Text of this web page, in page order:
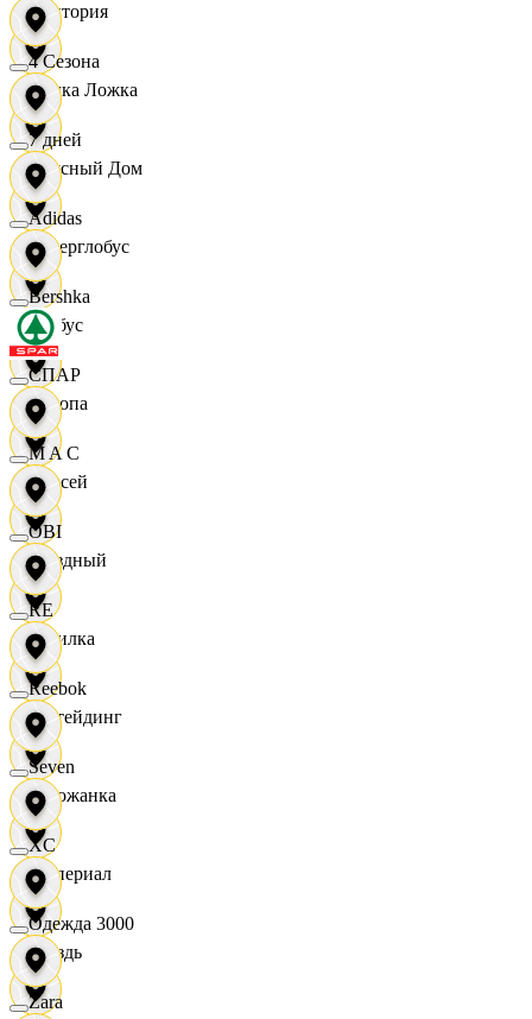
Виктория
Вилка Ложка
Вкусный Дом
Гиперглобус
Глобус
Европа
Елисей
Звездный
Горилка
Ижтейдинг
Горожанка
Империал
Гроздь
4 Сезона
7 дней
Adidas
Bershka
СПАР
M A C
OBI
RE
Reebok
Seven
XC
Одежда 3000
Zara